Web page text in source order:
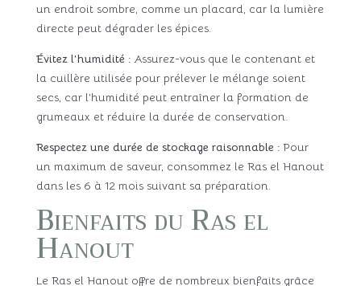
un endroit sombre, comme un placard, car la lumière
directe peut dégrader les épices.
Évitez l’humidité :Assurez-vous que le contenant et
la cuillère utilisée pour prélever le mélange soient
secs, car l’humidité peut entraîner la formation de
grumeaux et réduire la durée de conservation.
Respectez une durée de stockage raisonnable :Pour
un maximum de saveur, consommez le Ras el Hanout
dans les 6 à 12 mois suivant sa préparation.
Bienfaits du Ras el
Hanout
Le Ras el Hanout offre de nombreux bienfaits grâce